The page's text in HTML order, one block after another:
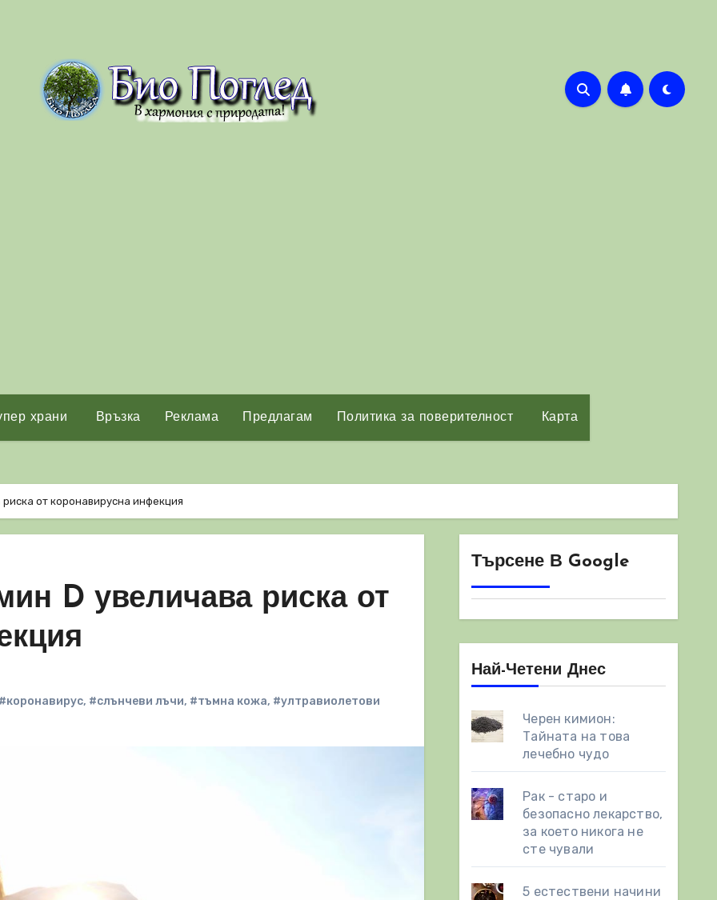
храни Връзка Реклама Предлагам Политика за поверителност Карта
от коронавирусна инфекция
D увеличава риска от
, #слънчеви лъчи, #тъмна кожа, #ултравиолетови
Търсене В Google
Най-Четени Днес
Черен кимион:
Тайната на това
лечебно чудо
Рак - старо и
безопасно лекарство,
за което никога не
сте чували
5 естествени начини